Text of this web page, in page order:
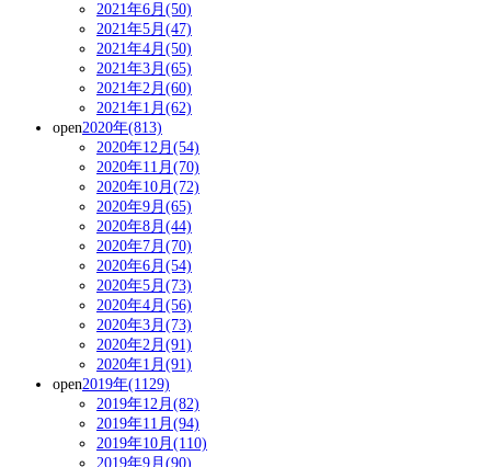
2021年6月(50)
2021年5月(47)
2021年4月(50)
2021年3月(65)
2021年2月(60)
2021年1月(62)
open2020年(813)
2020年12月(54)
2020年11月(70)
2020年10月(72)
2020年9月(65)
2020年8月(44)
2020年7月(70)
2020年6月(54)
2020年5月(73)
2020年4月(56)
2020年3月(73)
2020年2月(91)
2020年1月(91)
open2019年(1129)
2019年12月(82)
2019年11月(94)
2019年10月(110)
2019年9月(90)